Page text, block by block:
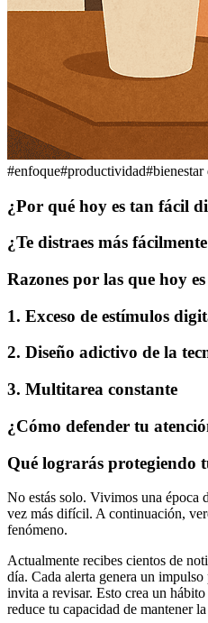
#enfoque#productividad#bienestar
¿Por qué hoy es tan fácil
¿Te distraes más
Razones por las que hoy
1. Exceso de estímulos
2. Diseño adictivo de la
3. Multitarea constante
¿Cómo defender tu
Qué lograrás protegiendo
No estás solo. Vivimos una época
vez más difícil. A continuación,
fenómeno.
Actualmente recibes cientos de
día. Cada alerta genera un
invita a revisar. Esto crea un
reduce tu capacidad de mantener